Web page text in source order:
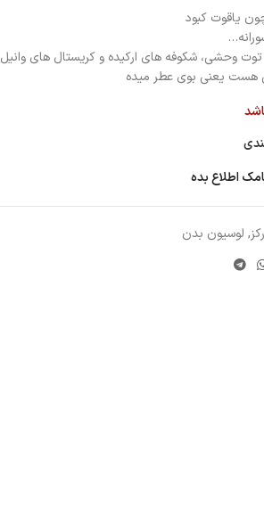
یاقوت کبود
وحشی، شکوفه های ارکیده و کریستال های وانیل
هست یعنی بوی عطر میده
اطلاع بده
, لوسیون بدن